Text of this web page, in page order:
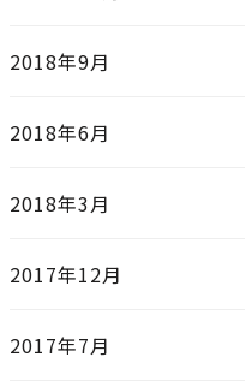
2018年9月
2018年6月
2018年3月
2017年12月
2017年7月